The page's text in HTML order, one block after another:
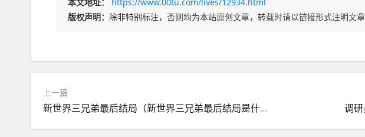
版权声明： 除非特别标注，否则均为本站原创文章，转载时请以链接形式注明文章
上一篇
新世界三兄弟最后结局（新世界三兄弟最后结局是什么） 调